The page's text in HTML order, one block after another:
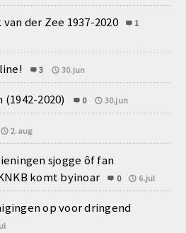
der Zee 1937-2020
1
3 30.jun
2020) 0 30.jun
2.aug
sjogge ôf fan
komt byinoar
0 6.jul
op voor dringend